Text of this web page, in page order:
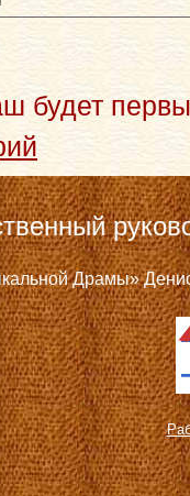
будет
Драмы»